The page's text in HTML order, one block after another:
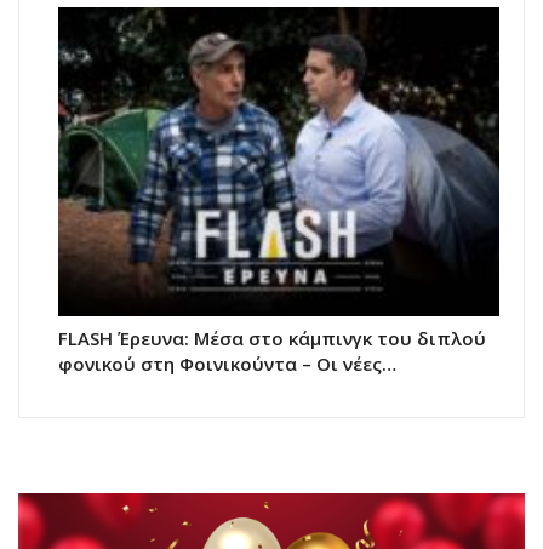
FLASH Έρευνα: Μέσα στο κάμπινγκ του διπλού
φονικού στη Φοινικούντα – Οι νέες…